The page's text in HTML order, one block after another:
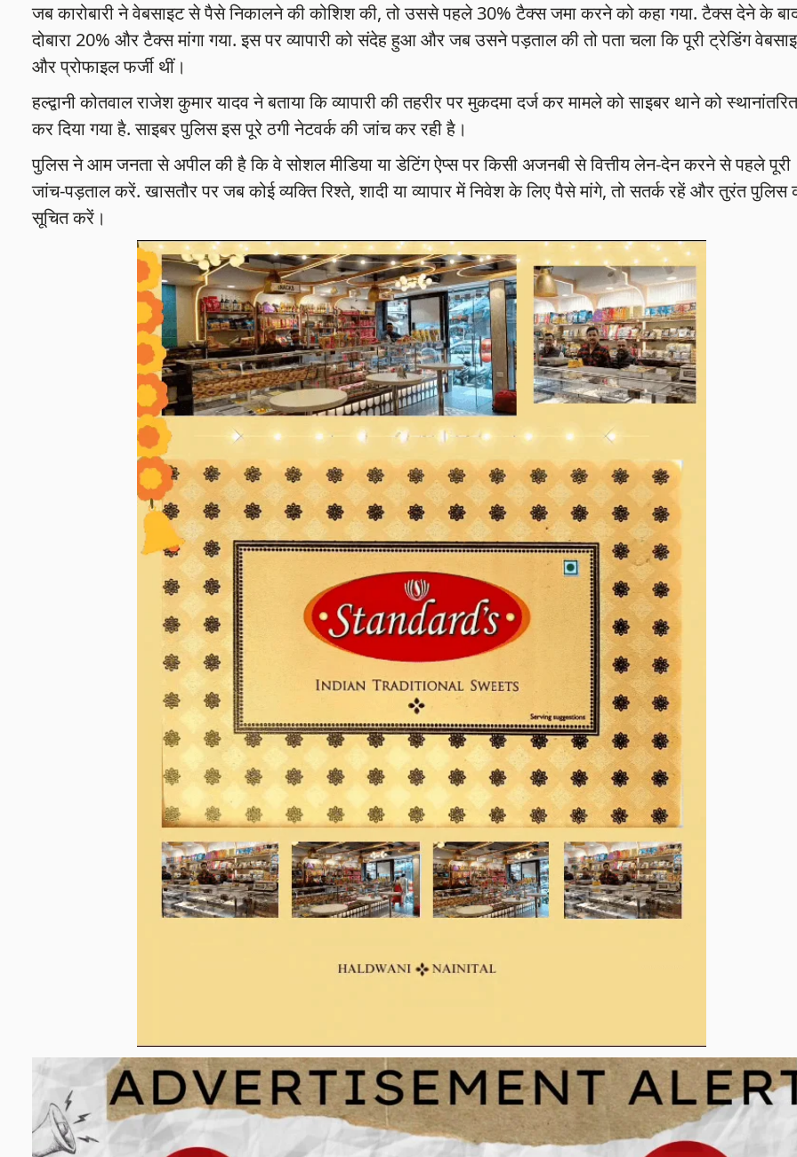
जब कारोबारी ने वेबसाइट से पैसे निकालने की कोशिश की, तो उससे पहले 30% टैक्स जमा करने को कहा गया. टैक्स देने के
दोबारा 20% और टैक्स मांगा गया. इस पर व्यापारी को संदेह हुआ और जब उसने पड़ताल की तो पता चला कि पूरी ट्रेडिंग
और प्रोफाइल फर्जी थीं।
हल्द्वानी कोतवाल राजेश कुमार यादव ने बताया कि व्यापारी की तहरीर पर मुकदमा दर्ज कर मामले को साइबर थाने को स्थानांतरित
कर दिया गया है. साइबर पुलिस इस पूरे ठगी नेटवर्क की जांच कर रही है।
पुलिस ने आम जनता से अपील की है कि वे सोशल मीडिया या डेटिंग ऐप्स पर किसी अजनबी से वित्तीय लेन-देन करने से पहले पूरी
जांच-पड़ताल करें. खासतौर पर जब कोई व्यक्ति रिश्ते, शादी या व्यापार में निवेश के लिए पैसे मांगे, तो सतर्क रहें और तुरंत पुलिस
सूचित करें।